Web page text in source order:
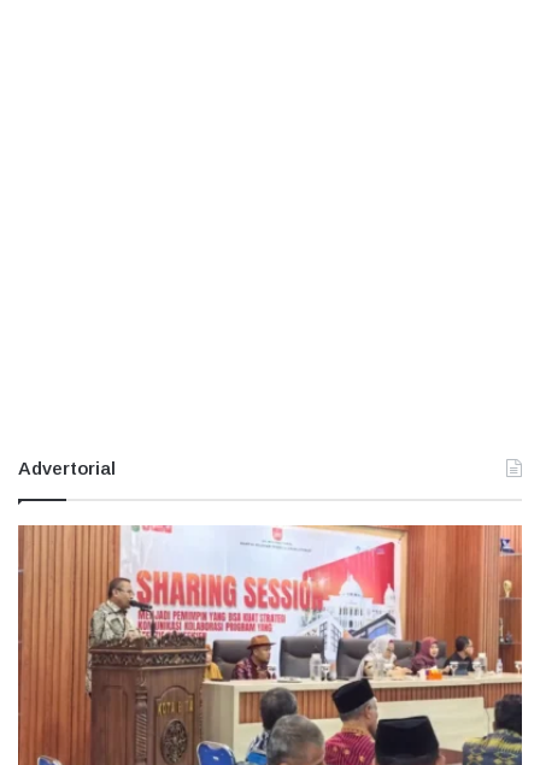
Advertorial